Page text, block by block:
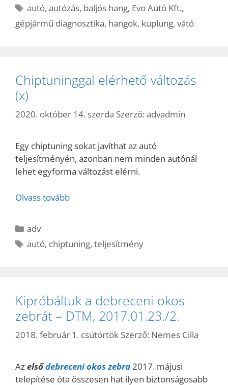
Címkék
autó,autózás, baljós hang, Evo Autó Kft.,
gépjármű diagnosztika, hangok, kuplung, vátó
Chiptuninggal elérhető változás
(x)
2020. október 14. szerda Szerző: advadmin
Egy chiptuning sokat javíthat az autó
teljesítményén, azonban nem minden autónál
lehet egyforma változást elérni.
Olvass tovább
Kategória
adv
Címkék
autó, chiptuning,teljesítmény
Kipróbáltuk a debreceni okos
zebrát – DTM, 2017.01.23./2.
2018. február 1. csütörtök Szerző: Nemes Cilla
Azelsődebreceni okos zebra2017. májusi
telepítése óta összesen hat ilyen biztonságosabb